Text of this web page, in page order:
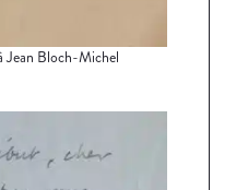
Jean Bloch-Michel